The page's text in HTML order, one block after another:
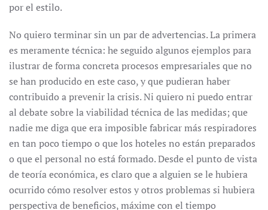
por el estilo.
No quiero terminar sin un par de advertencias. La primera
es meramente técnica: he seguido algunos ejemplos para
ilustrar de forma concreta procesos empresariales que no
se han producido en este caso, y que pudieran haber
contribuido a prevenir la crisis. Ni quiero ni puedo entrar
al debate sobre la viabilidad técnica de las medidas; que
nadie me diga que era imposible fabricar más respiradores
en tan poco tiempo o que los hoteles no están preparados
o que el personal no está formado. Desde el punto de vista
de teoría económica, es claro que a alguien se le hubiera
ocurrido cómo resolver estos y otros problemas si hubiera
perspectiva de beneficios, máxime con el tiempo